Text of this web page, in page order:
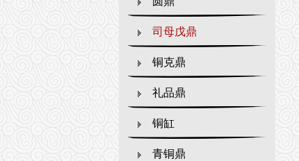
司母戊鼎
铜克鼎
礼品鼎
铜缸
青铜鼎